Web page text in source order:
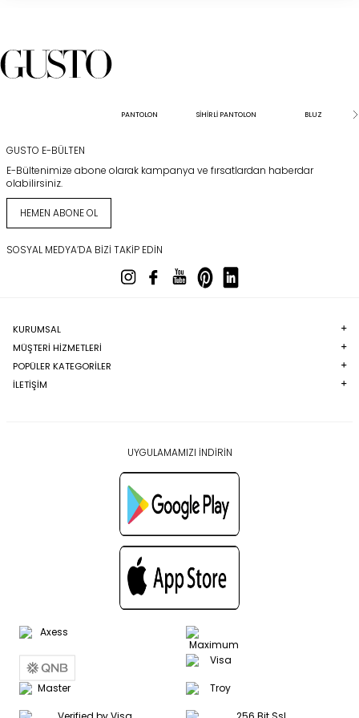
PANTOLON SİHİRLİ PANTOLON BLUZ
GUSTO E-BÜLTEN
E-Bültenimize abone olarak kampanya ve fırsatlardan haberdar
olabilirsiniz.
HEMEN ABONE OL
SOSYAL MEDYA’DA BIZI TAKIP EDIN
KURUMSAL
MÜŞTERI HIZMETLERI
POPÜLER KATEGORILER
İLETİŞİM
UYGULAMAMIZI İNDİRİN